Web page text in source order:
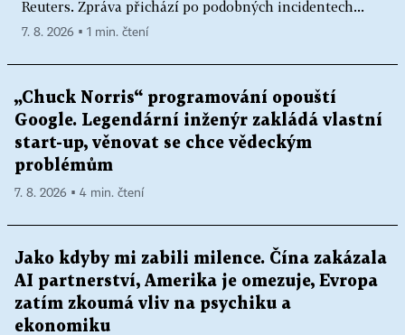
Reuters. Zpráva přichází po podobných incidentech...
7. 8. 2026 ▪ 1 min. čtení
„Chuck Norris“ programování opouští
Google. Legendární inženýr zakládá vlastní
start-up, věnovat se chce vědeckým
problémům
7. 8. 2026 ▪ 4 min. čtení
Jako kdyby mi zabili milence. Čína zakázala
AI partnerství, Amerika je omezuje, Evropa
zatím zkoumá vliv na psychiku a
ekonomiku